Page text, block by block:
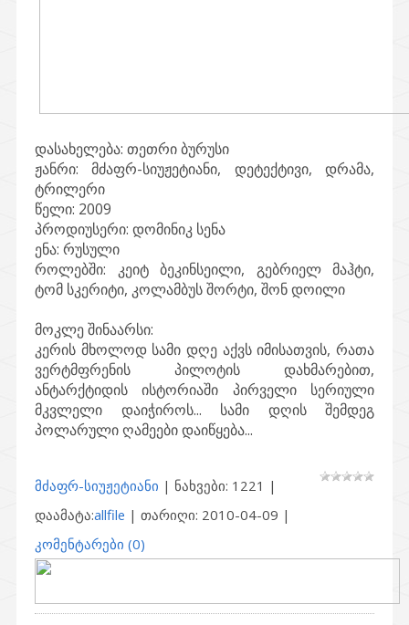
დასახელება: თეთრი ბურუსი
ჟანრი: მძაფრ-სიუჟეტიანი, დეტექტივი, დრამა,
ტრილერი
წელი: 2009
პროდიუსერი: დომინიკ სენა
ენა: რუსული
როლებში: კეიტ ბეკინსეილი, გებრიელ მაჰტი,
ტომ სკერიტი, კოლამბუს შორტი, შონ დოილი
მოკლე შინაარსი:
კერის მხოლოდ სამი დღე აქვს იმისათვის, რათა
ვერტმფრენის პილოტის დახმარებით,
ანტარქტიდის ისტორიაში პირველი სერიული
მკვლელი დაიჭიროს... სამი დღის შემდეგ
პოლარული ღამეები დაიწყება...
მძაფრ-სიუჟეტიანი | ნახვები: 1221 |
დაამატა:allfile | თარიღი: 2010-04-09 |
კომენტარები (0)